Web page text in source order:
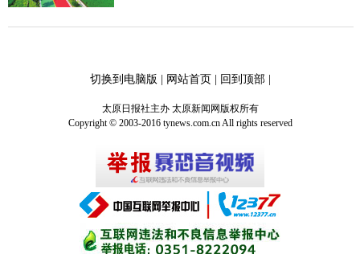
切换到电脑版 | 网站首页| 回到顶部|
太原日报社主办 太原新闻网版权所有
Copyright © 2003-2016 tynews.com.cn All rights reserved